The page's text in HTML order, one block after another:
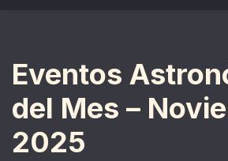
Eventos
del Mes –
2025